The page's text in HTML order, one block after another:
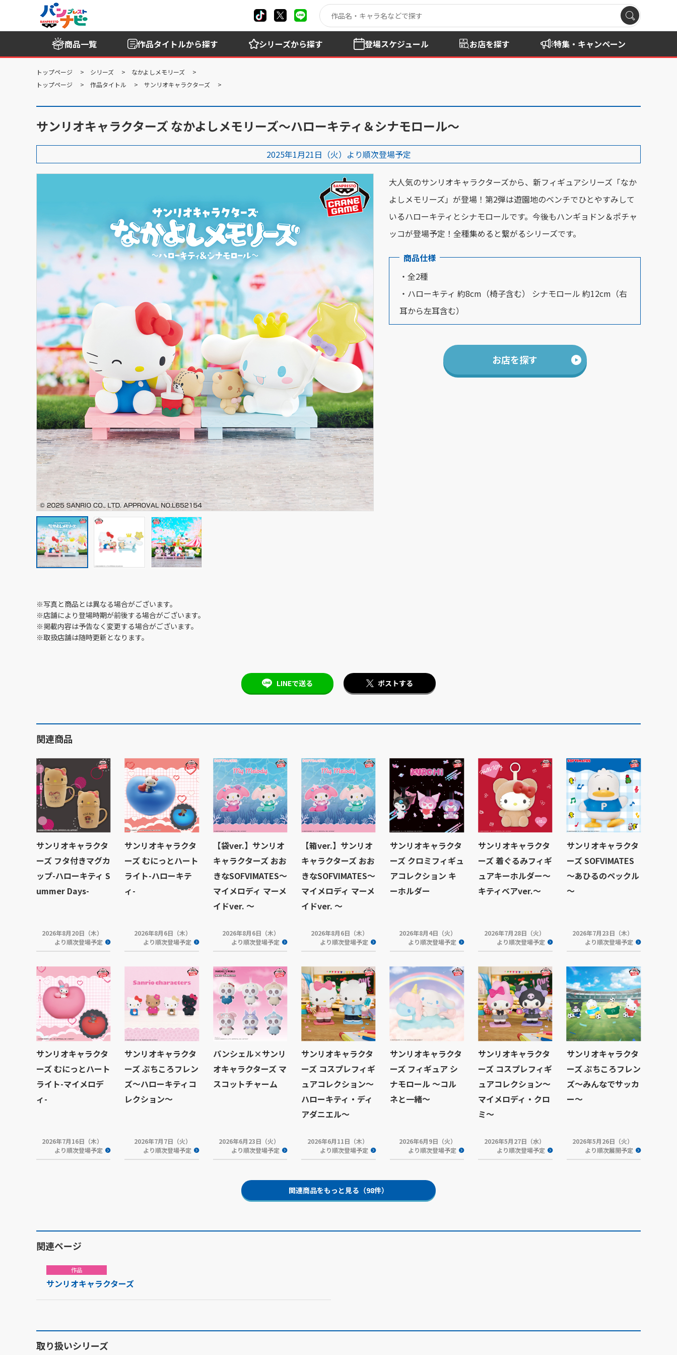
商品一覧 作品タイトルから探す シリーズから探す 登場スケジュール お店を探す 特集・キャンペーン
トップページ シリーズ
なかよしメモリーズ
トップページ
作品タイトル サンリオキャラクターズ
サンリオキャラクターズ なかよしメモリーズ～ハローキティ＆シナモロール～
2025年1月21日（火）より順次登場予定
大人気のサンリオキャラクターズから、新フィギュアシリーズ「なか
よしメモリーズ」が登場！第2弾は遊園地のベンチでひとやすみして
いるハローキティとシナモロールです。今後もハンギョドン＆ポチャ
ッコが登場予定！全種集めると繋がるシリーズです。
商品仕様
・全2種
・ハローキティ 約8cm（椅子含む） シナモロール 約12cm（右
耳から左耳含む）
お店を探す
※写真と商品とは異なる場合がございます。
※店舗により登場時期が前後する場合がございます。
※掲載内容は予告なく変更する場合がございます。
※取扱店舗は随時更新となります。
LINEで送る ポストする
関連商品
サンリオキャラクタ
ーズ フタ付きマグカ
ップ-ハローキティ S
ummer Days-
2026年8月20日（木）
より順次登場予定
サンリオキャラクタ
ーズ むにっとハート
ライト-ハローキテ
ィ-
2026年8月6日（木）
より順次登場予定
【袋ver.】サンリオ
キャラクターズ おお
きなSOFVIMATES～
マイメロディ マーメ
イドver. ～
2026年8月6日（木）
より順次登場予定
【箱ver.】サンリオ
キャラクターズ おお
きなSOFVIMATES～
マイメロディ マーメ
イドver. ～
2026年8月6日（木）
より順次登場予定
サンリオキャラクタ
ーズ クロミフィギュ
アコレクション キ
ーホルダー
2026年8月4日（火）
より順次登場予定
サンリオキャラクタ
ーズ 着ぐるみフィギ
ュアキーホルダー～
キティベアver.～
2026年7月28日（火）
より順次登場予定
サンリオキャラクタ
ーズ SOFVIMATES
～あひるのペックル
～
2026年7月23日（木）
より順次登場予定
サンリオキャラクタ
ーズ むにっとハート
ライト-マイメロデ
ィ-
2026年7月16日（木）
より順次登場予定
サンリオキャラクタ
ーズ ぷちころフレン
ズ～ハローキティコ
レクション～
2026年7月7日（火）
より順次登場予定
パンシェル×サンリ
オキャラクターズ マ
スコットチャーム
2026年6月23日（火）
より順次登場予定
サンリオキャラクタ
ーズ コスプレフィギ
ュアコレクション～
ハローキティ・ディ
アダニエル～
2026年6月11日（木）
より順次登場予定
サンリオキャラクタ
ーズ フィギュア シ
ナモロール ～コル
ネと一緒～
2026年6月9日（火）
より順次登場予定
サンリオキャラクタ
ーズ コスプレフィギ
ュアコレクション～
マイメロディ・クロ
ミ～
2026年5月27日（水）
より順次登場予定
サンリオキャラクタ
ーズ ぷちころフレン
ズ～みんなでサッカ
ー～
2026年5月26日（火）
より順次展開予定
関連商品をもっと見る（98件）
関連ページ
作品
サンリオキャラクターズ
取り扱いシリーズ